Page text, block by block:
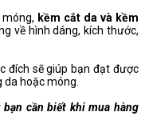
kềm cắt da và kềm
về hình dáng, kích thước,
đích sẽ giúp bạn đạt được
hoặc móng.
bạn cần biết khi mua hàng